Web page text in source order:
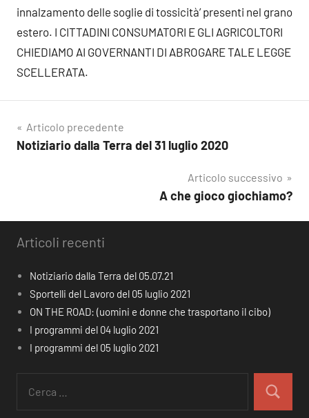
innalzamento delle soglie di tossicità’ presenti nel grano
estero. I CITTADINI CONSUMATORI E GLI AGRICOLTORI
CHIEDIAMO AI GOVERNANTI DI ABROGARE TALE LEGGE
SCELLERATA.
Navigazione
articoli
Articolo precedente
Notiziario dalla Terra del 31 luglio 2020
Articolo successivo
A che gioco giochiamo?
Articoli recenti
Notiziario dalla Terra del 05.07.21
Sportelli del Lavoro del 05 luglio 2021
ON THE ROAD: (uomini e donne che trasportano il cibo)
I programmi del 04 luglio 2021
I programmi del 05 luglio 2021
per:
Cerca